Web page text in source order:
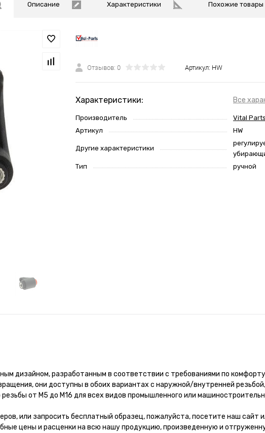
Описание Характеристики Похожие товары
Отзывов: 0 Артикул: HW
Характеристики: Все
Производитель
Vital
Артикул
HW
Другие характеристики
Тип
ручной
дизайном, разработанным в соответствии с требованиями по
они доступны в обоих вариантах с наружной/внутренней
от М5 до М16 для всех видов промышленного или
или запросить бесплатный образец, пожалуйста, посетите наш сайт
цены и расценки на всю нашу продукцию, произведенную и